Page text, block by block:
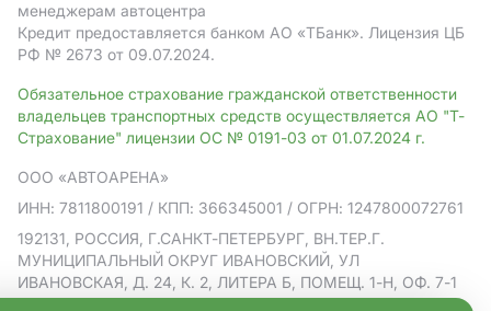
менеджерам автоцентра
Кредит предоставляется банком АO «ТБанк». Лицензия ЦБ
РФ № 2673 от 09.07.2024.
Обязательное страхование гражданской ответственности
владельцев транспортных средств осуществляется АО "Т-
Страхование" лицензии ОС № 0191-03 от 01.07.2024 г.
ООО «АВТОАРЕНА»
ИНН: 7811800191 / КПП: 366345001 / ОГРН: 1247800072761
192131, РОССИЯ, Г.САНКТ-ПЕТЕРБУРГ, ВН.ТЕР.Г.
МУНИЦИПАЛЬНЫЙ ОКРУГ ИВАНОВСКИЙ, УЛ
ИВАНОВСКАЯ, Д. 24, К. 2, ЛИТЕРА Б, ПОМЕЩ. 1-Н, ОФ. 7-1